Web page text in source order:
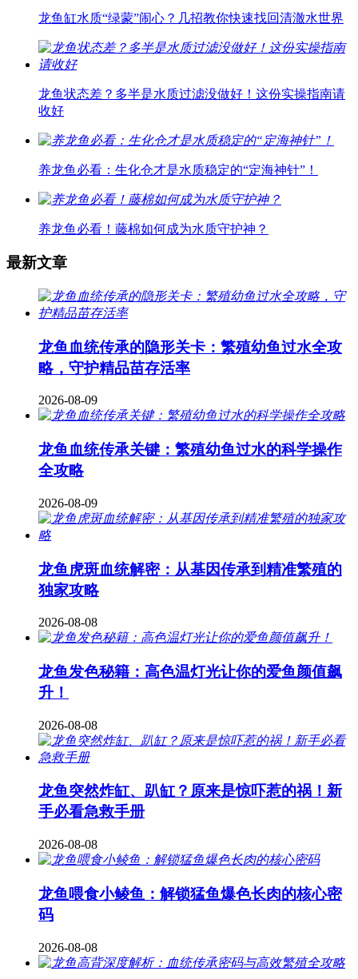
龙鱼缸水质“绿蒙”闹心？几招教你快速找回清澈水世界
龙鱼状态差？多半是水质过滤没做好！这份实操指南请
收好
养龙鱼必看：生化仓才是水质稳定的“定海神针”！
养龙鱼必看！藤棉如何成为水质守护神？
最新文章
龙鱼血统传承的隐形关卡：繁殖幼鱼过水全攻
略，守护精品苗存活率
2026-08-09
龙鱼血统传承关键：繁殖幼鱼过水的科学操作
全攻略
2026-08-09
龙鱼虎斑血统解密：从基因传承到精准繁殖的
独家攻略
2026-08-08
龙鱼发色秘籍：高色温灯光让你的爱鱼颜值飙
升！
2026-08-08
龙鱼突然炸缸、趴缸？原来是惊吓惹的祸！新
手必看急救手册
2026-08-08
龙鱼喂食小鲮鱼：解锁猛鱼爆色长肉的核心密
码
2026-08-08